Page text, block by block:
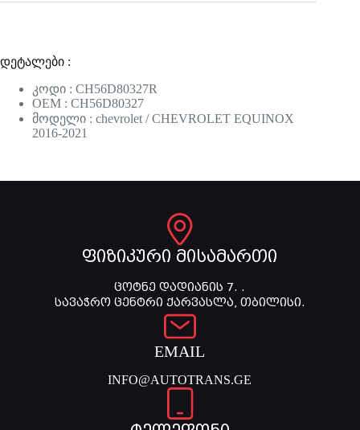
დეტალები :
კოდი : CH56D80327R
OEM : CH56D80327
მოდელი : chevrolet / CHEVROLET EQUINOX
2016-2021
ფიზიკური მისამართი
ცოტნე დადიანის 7. .
სავაჭრო ცენტრი ქარვასლა, თბილისი.
EMAIL
INFO@AUTOTRANS.GE